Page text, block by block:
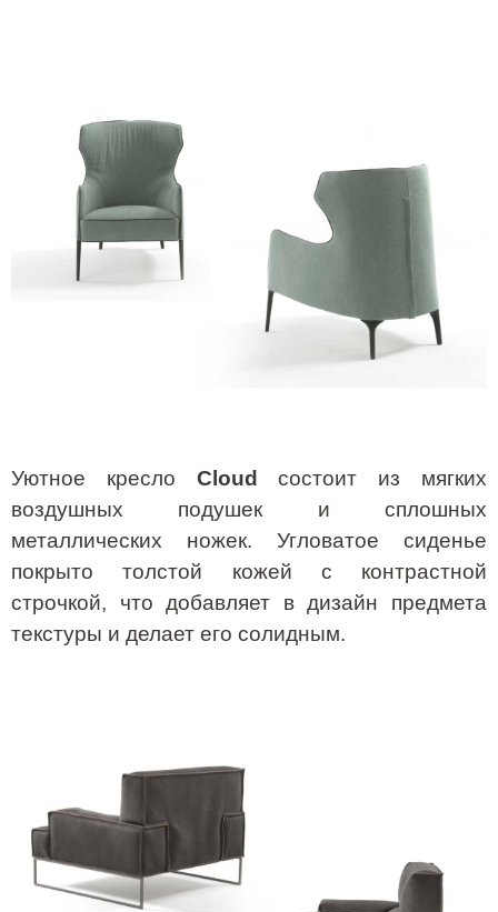
Уютное кресло Cloud
состоит из мягких
воздушных подушек и сплошных
металлических ножек. Угловатое сиденье
покрыто толстой кожей с контрастной
строчкой, что добавляет в дизайн предмета
текстуры и делает его солидным.